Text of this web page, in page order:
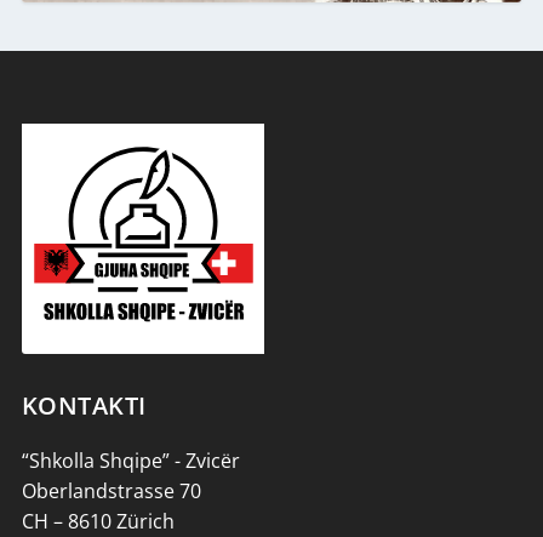
KONTAKTI
“Shkolla Shqipe” - Zvicër
Oberlandstrasse 70
CH – 8610 Zürich